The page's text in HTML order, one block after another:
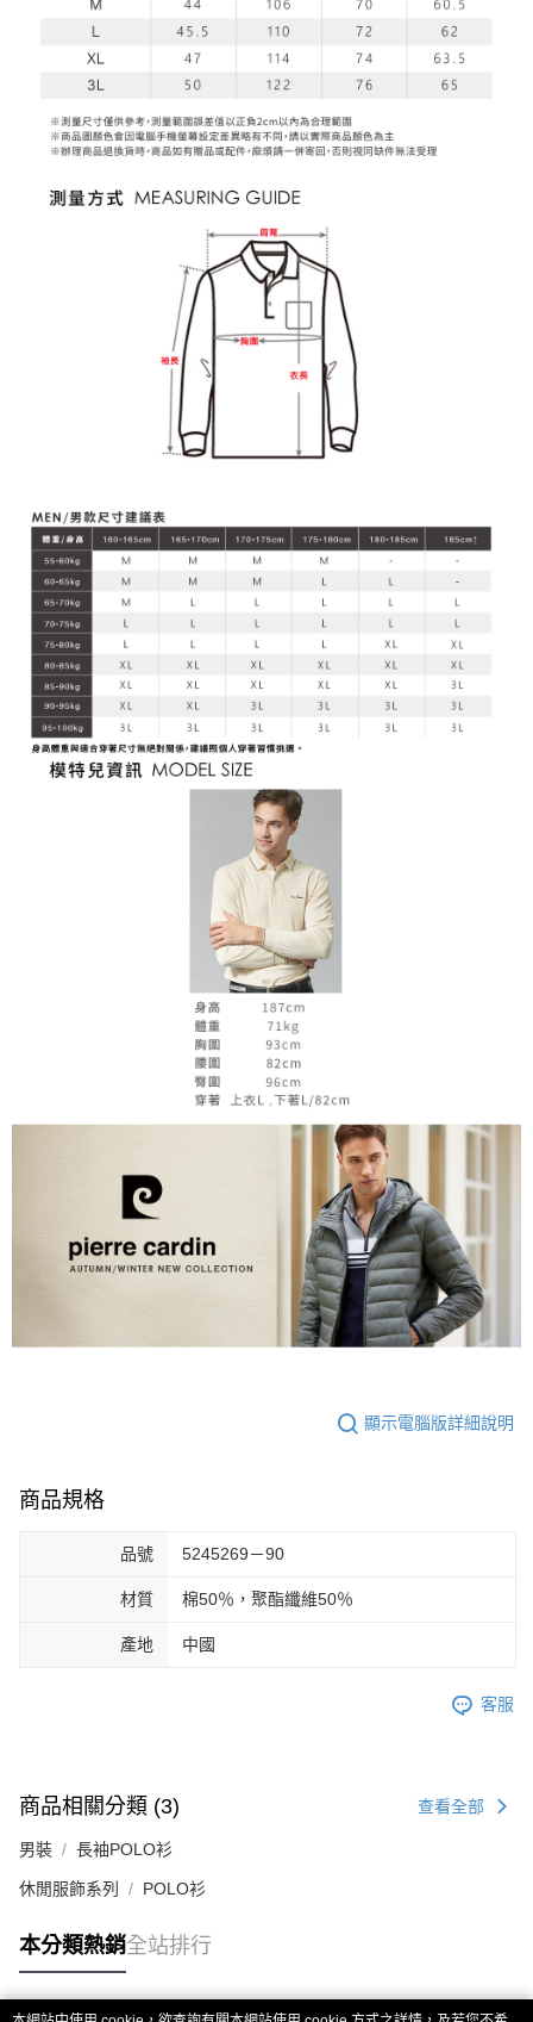
顯示電腦版詳細說明
商品規格
品號 5245269－90
材質 棉50％，聚酯纖維50％
產地 中國
客服
商品相關分類 (3) 查看全部
男裝 長袖POLO衫
休閒服飾系列 POLO衫
本分類熱銷全站排行